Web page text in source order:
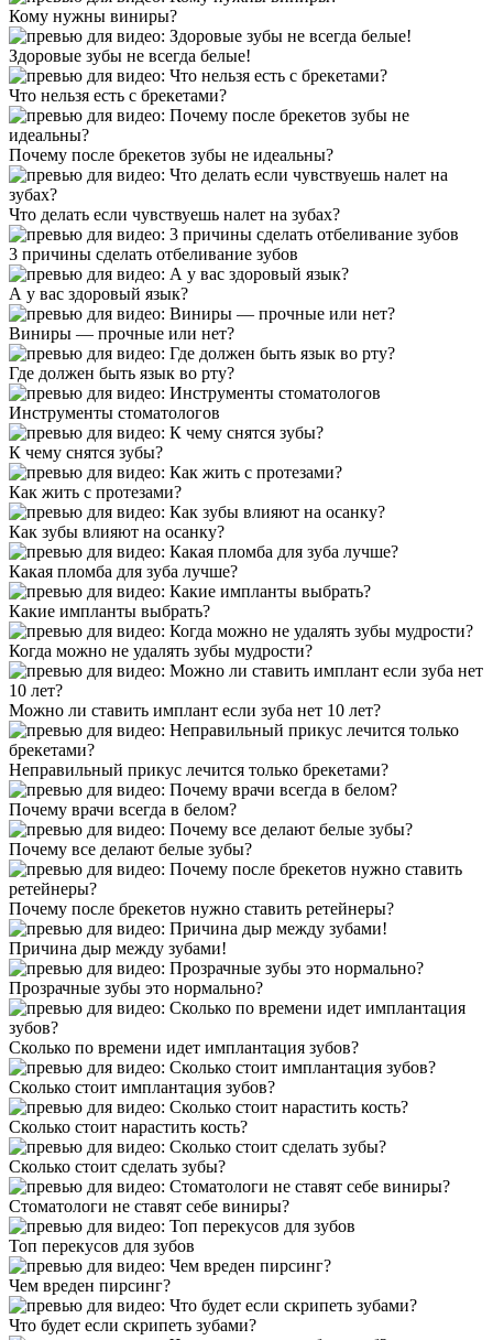
Кому нужны виниры?
Здоровые зубы не всегда белые!
Что нельзя есть с брекетами?
Почему после брекетов зубы не идеальны?
Что делать если чувствуешь налет на зубах?
3 причины сделать отбеливание зубов
А у вас здоровый язык?
Виниры — прочные или нет?
Где должен быть язык во рту?
Инструменты стоматологов
К чему снятся зубы?
Как жить с протезами?
Как зубы влияют на осанку?
Какая пломба для зуба лучше?
Какие импланты выбрать?
Когда можно не удалять зубы мудрости?
Можно ли ставить имплант если зуба нет 10 лет?
Неправильный прикус лечится только брекетами?
Почему врачи всегда в белом?
Почему все делают белые зубы?
Почему после брекетов нужно ставить ретейнеры?
Причина дыр между зубами!
Прозрачные зубы это нормально?
Сколько по времени идет имплантация зубов?
Сколько стоит имплантация зубов?
Сколько стоит нарастить кость?
Сколько стоит сделать зубы?
Стоматологи не ставят себе виниры?
Топ перекусов для зубов
Чем вреден пирсинг?
Что будет если скрипеть зубами?